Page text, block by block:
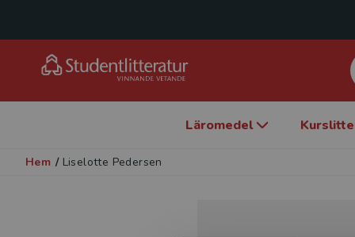
Läromedel
Hem / Liselotte Pedersen